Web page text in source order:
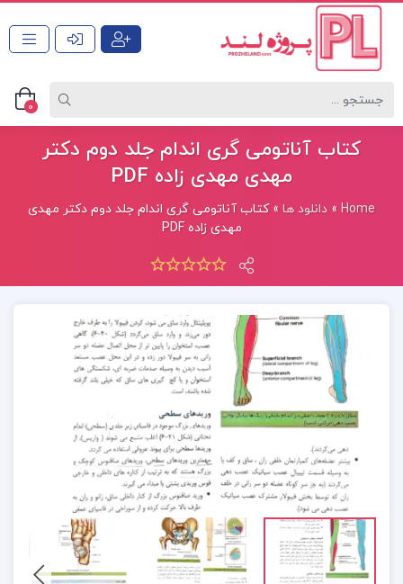
0
کتاب آناتومی گری اندام جلد دوم دکتر
مهدی مهدی زاده PDF
Home
» دانلود ها »کتاب آناتومی گری اندام جلد دوم دکتر مهدی
مهدی زاده PDF